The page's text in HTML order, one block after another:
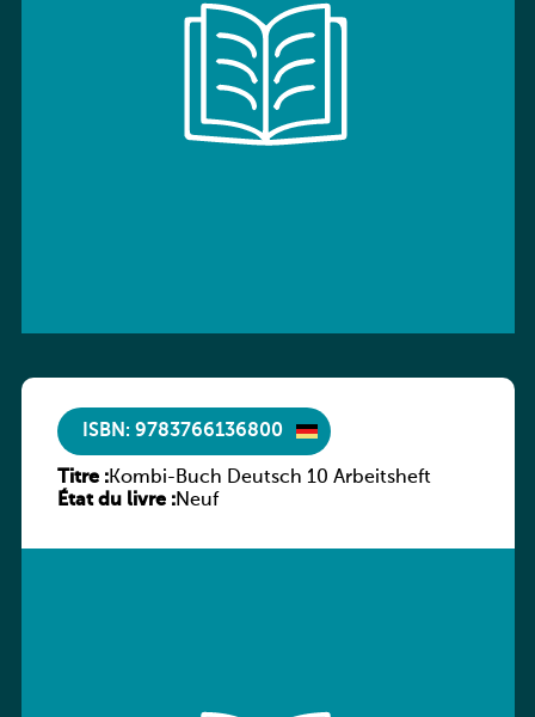
ISBN: 9783766136800
Titre :Kombi-Buch Deutsch 10 Arbeitsheft
État du livre :Neuf